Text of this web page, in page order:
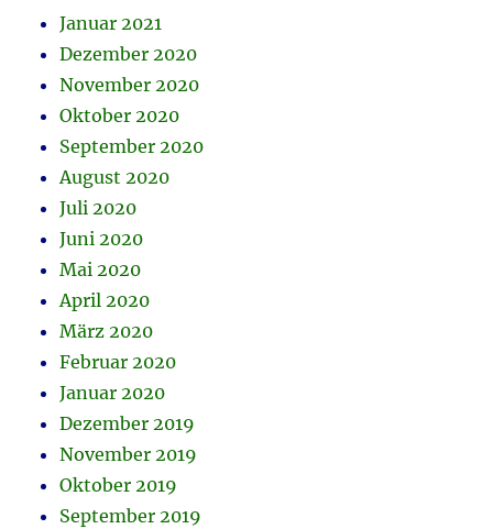
Januar 2021
Dezember 2020
November 2020
Oktober 2020
September 2020
August 2020
Juli 2020
Juni 2020
Mai 2020
April 2020
März 2020
Februar 2020
Januar 2020
Dezember 2019
November 2019
Oktober 2019
September 2019